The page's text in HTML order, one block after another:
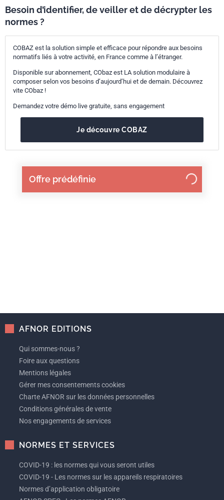
Offre prédéfinie
Besoin d’identifier, de veiller et de décrypter les
normes ?
COBAZ est la solution simple et efficace pour répondre aux besoins
normatifs liés à votre activité, en France comme à l’étranger.
Disponible sur abonnement, CObaz est LA solution modulaire à
composer selon vos besoins d’aujourd’hui et de demain. Découvrez
vite CObaz !
Demandez votre démo live gratuite, sans engagement
Je découvre COBAZ
AFNOR EDITIONS
Qui sommes-nous ?
Foire aux questions
Mentions légales
Gérer mes consentements cookies
Charte AFNOR sur les données personnelles
Conditions générales de vente
Nos engagements de services
NORMES ET SERVICES
COVID-19 : les normes qui vous seront utiles
COVID-19 - Les normes sur les appareils respiratoires
Normes d’application obligatoire